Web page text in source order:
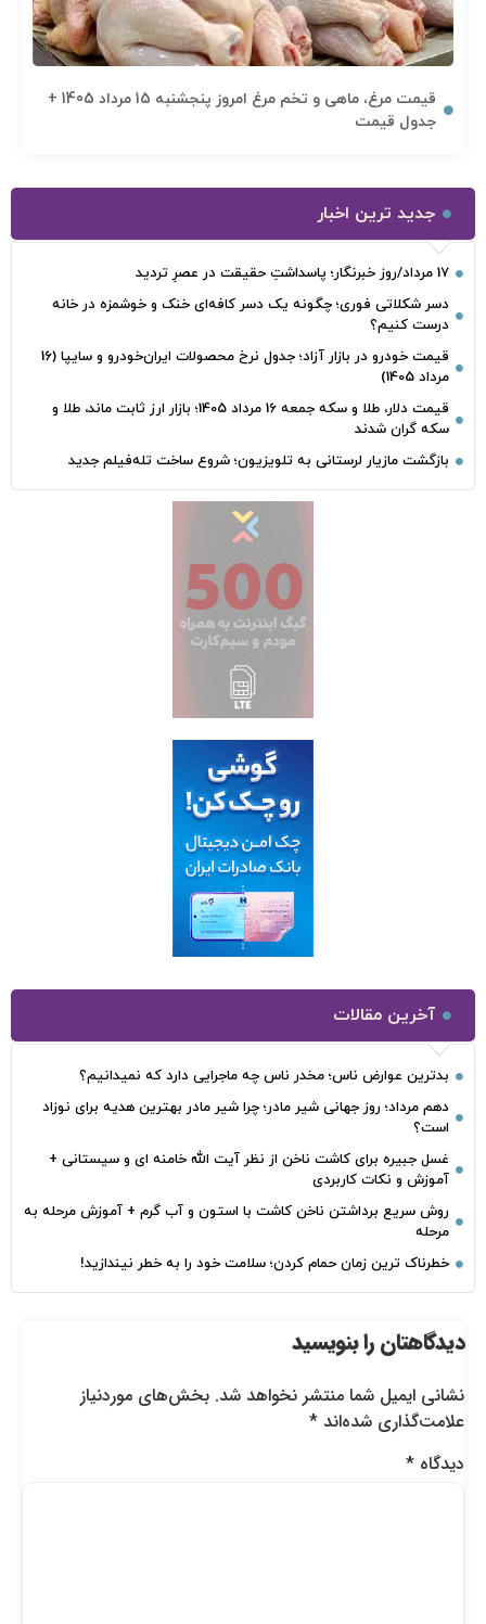
قیمت مرغ، ماهی و تخم مرغ امروز پنجشنبه 15 مرداد 1405 +
جدول قیمت
جدید ترین اخبار
17 مرداد/روز خبرنگار؛ پاسداشتِ حقیقت در عصرِ تردید
دسر شکلاتی فوری؛ چگونه یک دسر کافه‌ای خنک و خوشمزه در خانه
درست کنیم؟
قیمت خودرو در بازار آزاد؛ جدول نرخ محصولات ایران‌خودرو و سایپا (16
مرداد 1405)
قیمت دلار، طلا و سکه جمعه 16 مرداد 1405؛ بازار ارز ثابت ماند، طلا و
سکه گران شدند
بازگشت مازیار لرستانی به تلویزیون؛ شروع ساخت تله‌فیلم جدید
آخرین مقالات
بدترین عوارض ناس؛ مخدر ناس چه ماجرایی دارد که نمیدانیم؟
دهم مرداد؛ روز جهانی شیر مادر؛ چرا شیر مادر بهترین هدیه برای نوزاد
است؟
غسل جبیره برای کاشت ناخن از نظر آیت الله خامنه ای و سیستانی +
آموزش و نکات کاربردی
روش سریع برداشتن ناخن کاشت با استون و آب گرم + آموزش مرحله به
مرحله
خطرناک‌ ترین زمان‌ حمام کردن؛ سلامت خود را به خطر نیندازید!
دیدگاهتان را بنویسید
نشانی ایمیل شما منتشر نخواهد شد. بخش‌های موردنیاز
علامت‌گذاری شده‌اند *
دیدگاه *